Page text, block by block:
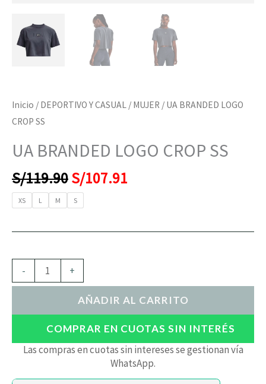
Inicio / DEPORTIVO Y CASUAL / MUJER / UA BRANDED LOGO
CROP SS
UA BRANDED LOGO CROP SS
S/119.90S/107.91
XS L M S
- +
AÑADIR AL CARRITO
COMPRAR EN CUOTAS SIN INTERÉS
Las compras en cuotas sin intereses se gestionan vía
WhatsApp.